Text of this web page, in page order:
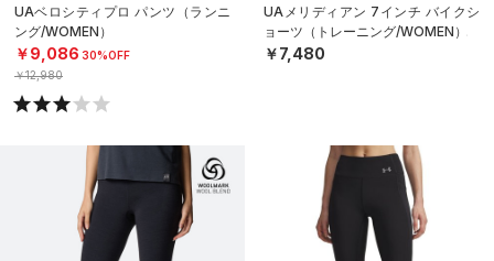
UAベロシティプロ パンツ（ランニ
ング/WOMEN）
￥9,086 30%OFF
￥12,980
UAメリディアン 7インチ バイクシ
ョーツ（トレーニング/WOMEN）
￥7,480